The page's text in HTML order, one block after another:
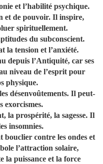
et l’habilité psychique.
et de pouvoir. Il inspire,
spirituellement.
du subconscient.
la tension et l’anxiété.
depuis l’Antiquité, car ses
niveau de l’esprit pour
physique.
désenvoûtements. Il peut-
exorcismes.
la prospérité, la sagesse. Il
insomnies.
bouclier contre les ondes et
l’attraction solaire,
la puissance et la force